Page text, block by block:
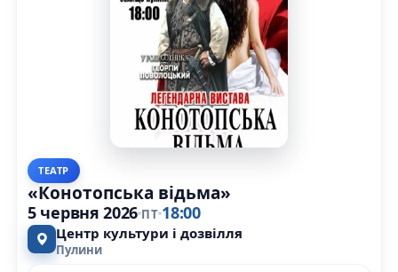
ТЕАТР
«Конотопська відьма»
5 червня 2026 ПТ 18:00
Центр культури і дозвілля
Пулини